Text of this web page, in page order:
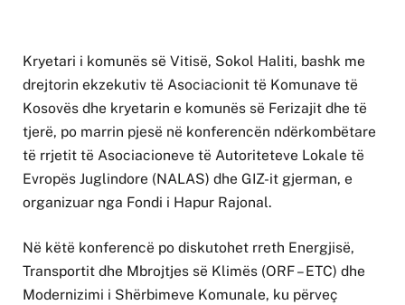
Kryetari i komunës së Vitisë, Sokol Haliti, bashk me
drejtorin ekzekutiv të Asociacionit të Komunave të
Kosovës dhe kryetarin e komunës së Ferizajit dhe të
tjerë, po marrin pjesë në konferencën ndërkombëtare
të rrjetit të Asociacioneve të Autoriteteve Lokale të
Evropës Juglindore (NALAS) dhe GIZ-it gjerman, e
organizuar nga Fondi i Hapur Rajonal.
Në këtë konferencë po diskutohet rreth Energjisë,
Transportit dhe Mbrojtjes së Klimës (ORF – ETC) dhe
Modernizimi i Shërbimeve Komunale, ku përveç